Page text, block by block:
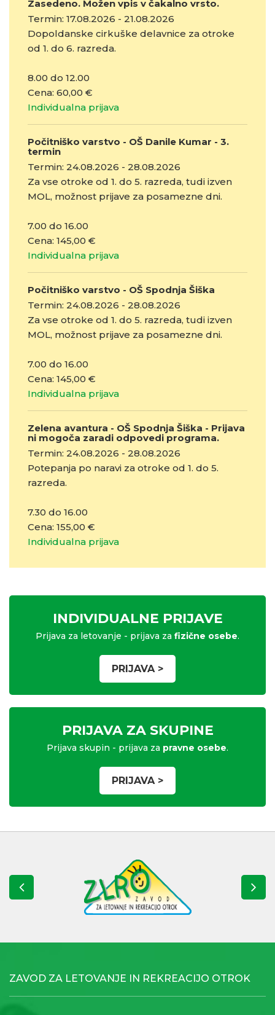
Zasedeno. Možen vpis v čakalno vrsto.
Termin: 17.08.2026 - 21.08.2026
Dopoldanske cirkuške delavnice za otroke
od 1. do 6. razreda.
8.00 do 12.00
Cena: 60,00 €
Individualna prijava
Počitniško varstvo - OŠ Danile Kumar - 3.
termin
Termin: 24.08.2026 - 28.08.2026
Za vse otroke od 1. do 5. razreda, tudi izven
MOL, možnost prijave za posamezne dni.
7.00 do 16.00
Cena: 145,00 €
Individualna prijava
Počitniško varstvo - OŠ Spodnja Šiška
Termin: 24.08.2026 - 28.08.2026
Za vse otroke od 1. do 5. razreda, tudi izven
MOL, možnost prijave za posamezne dni.
7.00 do 16.00
Cena: 145,00 €
Individualna prijava
Zelena avantura - OŠ Spodnja Šiška - Prijava
ni mogoča zaradi odpovedi programa.
Termin: 24.08.2026 - 28.08.2026
Potepanja po naravi za otroke od 1. do 5.
razreda.
7.30 do 16.00
Cena: 155,00 €
Individualna prijava
INDIVIDUALNE PRIJAVE
Prijava za letovanje - prijava za fizične osebe.
PRIJAVA >
PRIJAVA ZA SKUPINE
Prijava skupin - prijava za pravne osebe.
PRIJAVA >
ZAVOD ZA LETOVANJE IN REKREACIJO OTROK